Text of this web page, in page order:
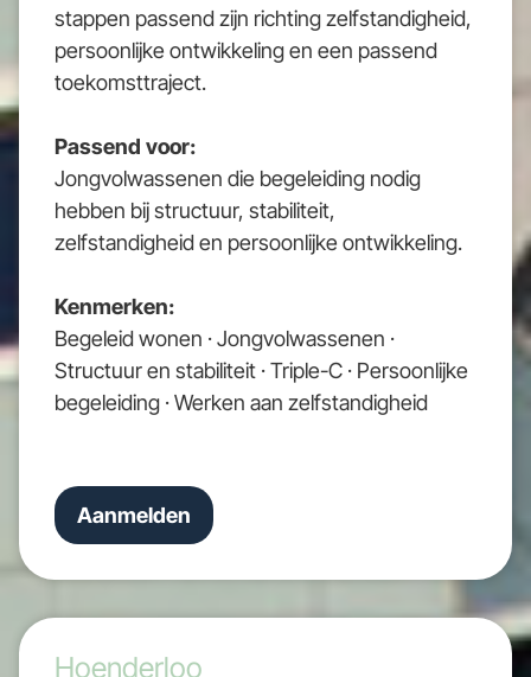
stappen passend zijn richting zelfstandigheid,
persoonlijke ontwikkeling en een passend
toekomsttraject.
Passend voor:
Jongvolwassenen die begeleiding nodig
hebben bij structuur, stabiliteit,
zelfstandigheid en persoonlijke ontwikkeling.
Kenmerken:
Begeleid wonen · Jongvolwassenen ·
Structuur en stabiliteit · Triple-C · Persoonlijke
begeleiding · Werken aan zelfstandigheid
Aanmelden
Hoenderloo